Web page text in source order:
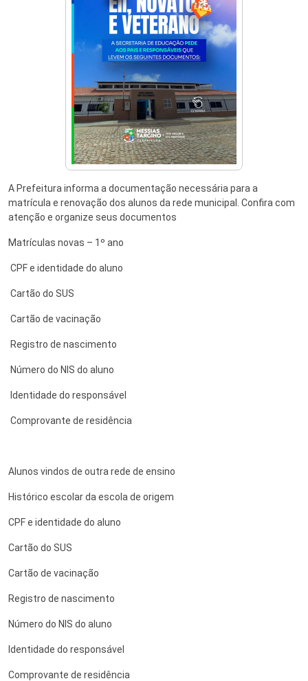
A Prefeitura informa a documentação necessária para a
matrícula e renovação dos alunos da rede municipal. Confira com
atenção e organize seus documentos
Matrículas novas – 1º ano
CPF e identidade do aluno
Cartão do SUS
Cartão de vacinação
Registro de nascimento
Número do NIS do aluno
Identidade do responsável
Comprovante de residência
Alunos vindos de outra rede de ensino
Histórico escolar da escola de origem
CPF e identidade do aluno
Cartão do SUS
Cartão de vacinação
Registro de nascimento
Número do NIS do aluno
Identidade do responsável
Comprovante de residência